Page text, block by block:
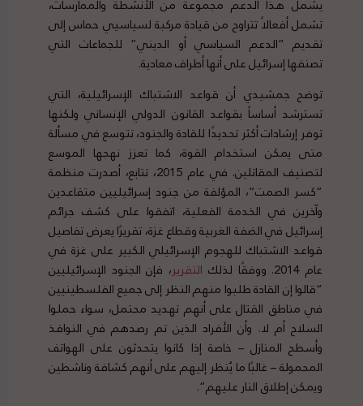
يشمل هذا الدعم مجموعة من الأنشطة والممارسات،
تشمل أفعالاً تتراوح من قيادة مركبة لسياسيي حماس إلى
تقديم “الدعم السياسي أو الديني” للجماعات التي
تصنفها إسرائيل على أنها أطراف معادية.
توضح جمشيدي أن قواعد الاشتباك الإسرائيلية، التي
تسترشد أساساً بقواعد القانون الدولي الإنساني ولكنها
توفر إرشادات أكثر تحديدًا للقادة والجنود، تتوسع في مسألة
متى يمكن استخدام القوة، كما تعزز نهجها الموسع
لتصنيف المقاتلين. في عام 2015، تتابع، أصدرت منظمة
“كسر الصمت”، المؤلفة من جنود إسرائيليين متقاعدين
وآخرين في الخدمة الفعلية، اتفقوا على كشف جرائم
إسرائيل في الضفة الغربية وقطاع غزة، تقريرًا يعرض تفاصيل
قواعد الاشتباك للهجوم الإسرائيلي الكبير على غزة في
عام 2014. ووفقًا لذلك
التقرير، فإن الجنود الإسرائيليين
“قالوا إن القادة طلبوا منهم النظر إلى جميع الفلسطينيين
في مناطق القتال على أنهم تهديد محتمل، سواء حملوا
السلاح أم لا. وأن الأفراد الذين تم رصدهم في النوافذ
وأسطح المنازل – خاصة إذا كانوا يتحدثون على الهواتف
المحمولة – غالبًا ما يُنظر إليهم على أنهم كشافة وناشطين
ويمكن إطلاق النار عليهم”.